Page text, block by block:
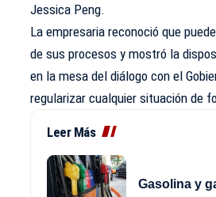
Jessica Peng.
La empresaria reconoció que
de sus procesos y mostró la
en la mesa del diálogo con el
regularizar cualquier situación de
Leer Más
Gasolina y